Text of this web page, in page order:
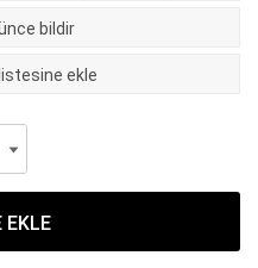
bildir
ekle
EKLE